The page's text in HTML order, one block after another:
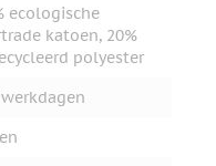
ecologische
katoen, 20%
polyester